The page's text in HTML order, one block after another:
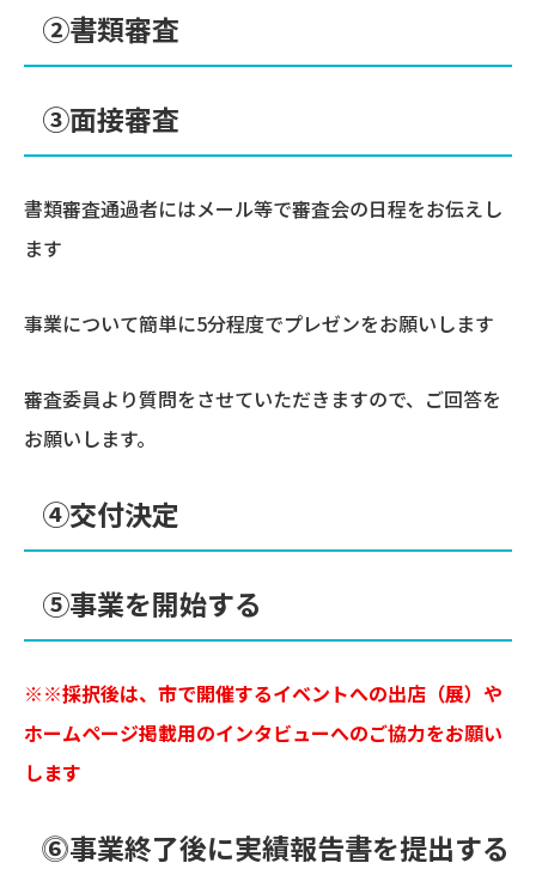
②書類審査
③面接審査
書類審査通過者にはメール等で審査会の日程をお伝えし
ます
事業について簡単に5分程度でプレゼンをお願いします
審査委員より質問をさせていただきますので、ご回答を
お願いします。
④交付決定
⑤事業を開始する
※※採択後は、市で開催するイベントへの出店（展）や
ホームページ掲載用のインタビューへのご協力をお願い
します
⓺事業終了後に実績報告書を提出する